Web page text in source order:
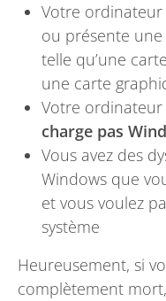
Votre ordinateur
ou présente
telle qu’une
une carte
Votre ordinateur
charge pas
Vous avez des
Windows que
et vous voulez
système
Heureusement, si
complètement